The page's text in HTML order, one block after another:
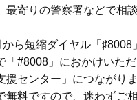
最寄りの警察署などで相
から短縮ダイヤル「♯8008
「 #8008」におかけいただ
援センター」につながり
無料ですので、迷わずご